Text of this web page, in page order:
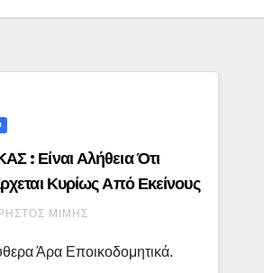
: Είναι Αλήθεια Ότι
Κυρίως Από Εκείνους
Εύκολα Αλλά
ΜΊΜΗΣ
Άρα Εποικοδομητικά.